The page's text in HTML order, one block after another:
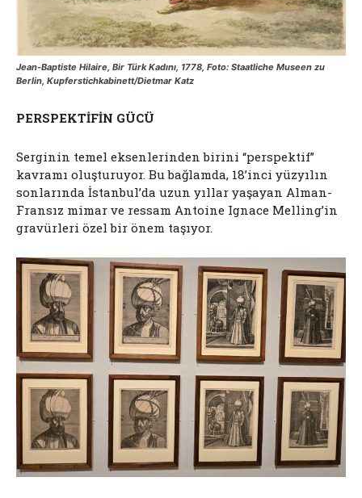
Jean-Baptiste Hilaire, Bir Türk Kadını, 1778, Foto: Staatliche Museen zu
Berlin, Kupferstichkabinett/Dietmar Katz
PERSPEKTİFİN GÜCÜ
Serginin temel eksenlerinden birini “perspektif”
kavramı oluşturuyor. Bu bağlamda, 18’inci yüzyılın
sonlarında İstanbul’da uzun yıllar yaşayan Alman-
Fransız mimar ve ressam Antoine Ignace Melling’in
gravürleri özel bir önem taşıyor.